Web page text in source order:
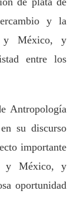
y la
y México, y
entre los
Antropología
su discurso
importante
y México, y
oportunidad